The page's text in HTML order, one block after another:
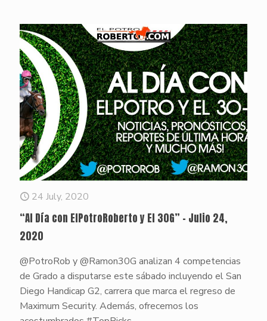
24 July, 2020
“Al Día con ElPotroRoberto y El 30G” – Julio 24,
2020
@PotroRob y @Ramon30G analizan 4 competencias
de Grado a disputarse este sábado incluyendo el San
Diego Handicap G2, carrera que marca el regreso de
Maximum Security. Además, ofrecemos los